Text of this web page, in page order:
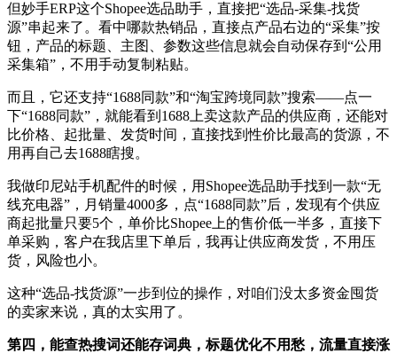
但妙手ERP这个Shopee选品助手，直接把“选品-采集-找货
源”串起来了。看中哪款热销品，直接点产品右边的“采集”按
钮，产品的标题、主图、参数这些信息就会自动保存到“公用
采集箱”，不用手动复制粘贴。
而且，它还支持“1688同款”和“淘宝跨境同款”搜索——点一
下“1688同款”，就能看到1688上卖这款产品的供应商，还能对
比价格、起批量、发货时间，直接找到性价比最高的货源，不
用再自己去1688瞎搜。
我做印尼站手机配件的时候，用Shopee选品助手找到一款“无
线充电器”，月销量4000多，点“1688同款”后，发现有个供应
商起批量只要5个，单价比Shopee上的售价低一半多，直接下
单采购，客户在我店里下单后，我再让供应商发货，不用压
货，风险也小。
这种“选品-找货源”一步到位的操作，对咱们没太多资金囤货
的卖家来说，真的太实用了。
第四，能查热搜词还能存词典，标题优化不用愁，流量直接涨